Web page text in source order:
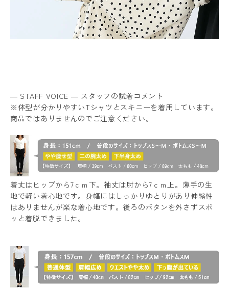
― STAFF VOICE ― スタッフの試着コメント
※体型が分かりやすいTシャツとスキニーを着用しています。
商品ではありませんのでご注意ください。
着丈はヒップから7ｃｍ下。袖丈は肘から7ｃｍ上。薄手の生
地で軽い着心地です。身幅にはしっかりゆとりがあり伸縮性
はありませんが楽な着心地です。後ろのボタンを外さずスポ
ッと着脱できました。